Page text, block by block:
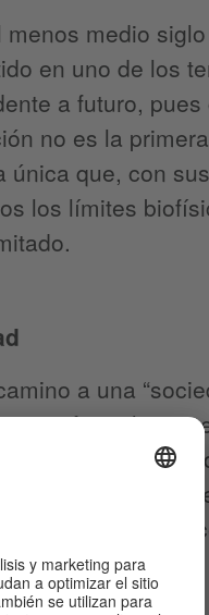
medio
en uno de los
a futuro,
no es la
que, con
los límites
a una
formal:
común
para
como